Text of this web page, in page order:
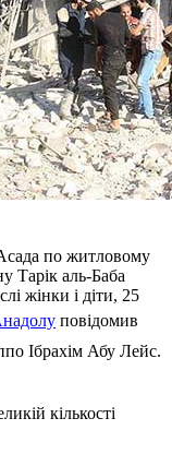
по житловому
Тарік аль-Баба
жінки і діти, 25
повідомив
Ібрахім Абу Лейс.
кількості